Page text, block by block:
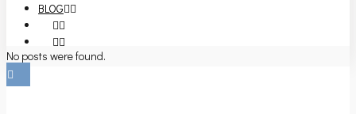
BLOG
No posts were found.